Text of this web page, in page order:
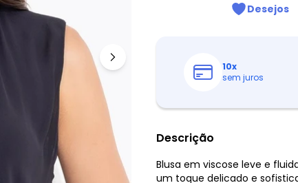
Desejos
10x
sem juros
Descrição
Blusa em viscose leve e
um toque delicado e